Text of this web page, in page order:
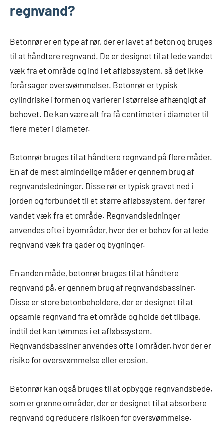
regnvand?
Betonrør er en type af rør, der er lavet af beton og bruges
til at håndtere regnvand. De er designet til at lede vandet
væk fra et område og ind i et afløbssystem, så det ikke
forårsager oversvømmelser. Betonrør er typisk
cylindriske i formen og varierer i størrelse afhængigt af
behovet. De kan være alt fra få centimeter i diameter til
flere meter i diameter.
Betonrør bruges til at håndtere regnvand på flere måder.
En af de mest almindelige måder er gennem brug af
regnvandsledninger. Disse rør er typisk gravet ned i
jorden og forbundet til et større afløbssystem, der fører
vandet væk fra et område. Regnvandsledninger
anvendes ofte i byområder, hvor der er behov for at lede
regnvand væk fra gader og bygninger.
En anden måde, betonrør bruges til at håndtere
regnvand på, er gennem brug af regnvandsbassiner.
Disse er store betonbeholdere, der er designet til at
opsamle regnvand fra et område og holde det tilbage,
indtil det kan tømmes i et afløbssystem.
Regnvandsbassiner anvendes ofte i områder, hvor der er
risiko for oversvømmelse eller erosion.
Betonrør kan også bruges til at opbygge regnvandsbede,
som er grønne områder, der er designet til at absorbere
regnvand og reducere risikoen for oversvømmelse.